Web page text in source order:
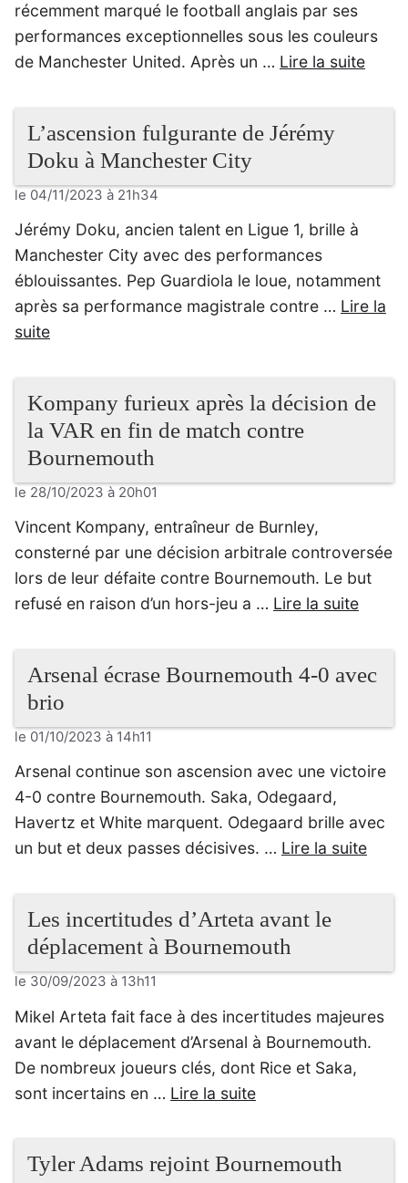
récemment marqué le football anglais par ses
performances exceptionnelles sous les couleurs
de Manchester United. Après un … Lire la suite
L’ascension fulgurante de Jérémy
Doku à Manchester City
le 04/11/2023 à 21h34
Jérémy Doku, ancien talent en Ligue 1, brille à
Manchester City avec des performances
éblouissantes. Pep Guardiola le loue, notamment
après sa performance magistrale contre … Lire la
suite
Kompany furieux après la décision de
la VAR en fin de match contre
Bournemouth
le 28/10/2023 à 20h01
Vincent Kompany, entraîneur de Burnley,
consterné par une décision arbitrale controversée
lors de leur défaite contre Bournemouth. Le but
refusé en raison d’un hors-jeu a … Lire la suite
Arsenal écrase Bournemouth 4-0 avec
brio
le 01/10/2023 à 14h11
Arsenal continue son ascension avec une victoire
4-0 contre Bournemouth. Saka, Odegaard,
Havertz et White marquent. Odegaard brille avec
un but et deux passes décisives. … Lire la suite
Les incertitudes d’Arteta avant le
déplacement à Bournemouth
le 30/09/2023 à 13h11
Mikel Arteta fait face à des incertitudes majeures
avant le déplacement d’Arsenal à Bournemouth.
De nombreux joueurs clés, dont Rice et Saka,
sont incertains en … Lire la suite
Tyler Adams rejoint Bournemouth